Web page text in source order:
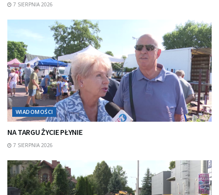
7 SIERPNIA 2026
WIADOMOŚCI
NA TARGU ŻYCIE PŁYNIE
7 SIERPNIA 2026